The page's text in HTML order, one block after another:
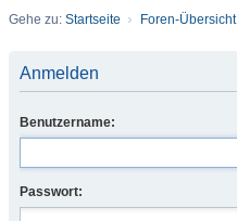
Gehe zu: Startseite Foren-Übersicht
Anmelden
Benutzername:
Passwort: